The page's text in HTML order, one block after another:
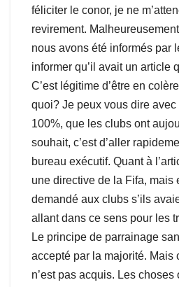
féliciter le conor, je ne
revirement.
nous avons été informés par
informer qu’il avait un article
C’est légitime d’être en
quoi? Je peux vous dire
100%, que les clubs ont
souhait, c’est d’aller
bureau exécutif. Quant à
une directive de la Fifa, mais
demandé aux clubs s’ils
allant dans ce sens pour les
Le principe de parrainage
accepté par la majorité. Mais
n’est pas acquis. Les